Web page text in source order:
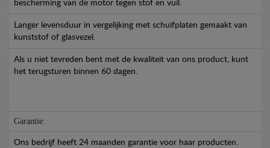
bescherming van de motor tegen stof en vuil.
Langer levensduur in vergelijking met schuifplaten gemaakt van
kunststof of glasvezel.
Als u niet tevreden bent met de kwaliteit van ons product, kunt
het terugsturen binnen 60 dagen.
Garantie:
Ons bedrijf heeft 24 maanden garantie voor haar producten.